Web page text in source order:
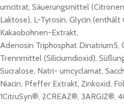
umcitrat, Säuerungsmittel
Laktose), L-Tyrosin, Glycin (enthält
Kakaobohnen-Extrakt,
Adenosin Triphosphat Dinatrium5,
Trennmittel (Siliciumdioxid),
Sucralose, Natri- umcyclamat,
Niacin, Pfeffer Extrakt, Zinkoxid,
1CitruSyn®, 2CREAZ®, 3ARGIZ®,